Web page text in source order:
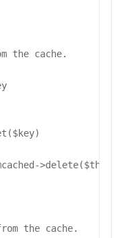
the cache.
>delete($this-
the cache.